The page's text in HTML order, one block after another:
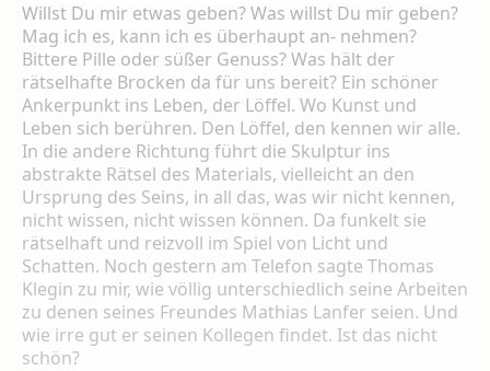
Willst Du mir etwas geben? Was willst Du mir geben?
Mag ich es, kann ich es überhaupt an- nehmen?
Bittere Pille oder süßer Genuss? Was hält der
rätselhafte Brocken da für uns bereit? Ein schöner
Ankerpunkt ins Leben, der Löffel. Wo Kunst und
Leben sich berühren. Den Löffel, den kennen wir alle.
In die andere Richtung führt die Skulptur ins
abstrakte Rätsel des Materials, vielleicht an den
Ursprung des Seins, in all das, was wir nicht kennen,
nicht wissen, nicht wissen können. Da funkelt sie
rätselhaft und reizvoll im Spiel von Licht und
Schatten. Noch gestern am Telefon sagte Thomas
Klegin zu mir, wie völlig unterschiedlich seine Arbeiten
zu denen seines Freundes Mathias Lanfer seien. Und
wie irre gut er seinen Kollegen findet. Ist das nicht
schön?